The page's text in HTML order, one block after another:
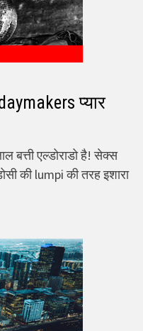
प्यार
बत्ती एल्डोराडो है! सेक्स
की lumpi की तरह इशारा